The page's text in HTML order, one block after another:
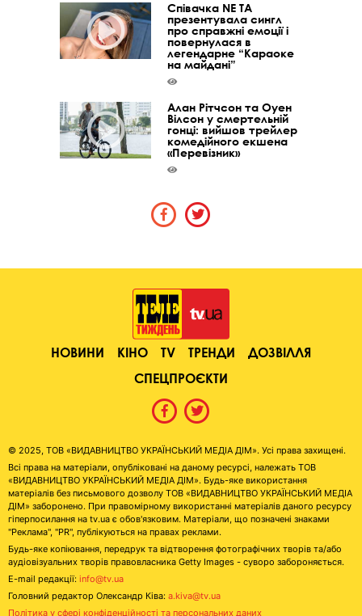
Співачка NE TA
презентувала сингл
про справжні емоції і
повернулася в
легендарне “Караоке
на майдані”
Алан Рітчсон та Оуен
Вілсон у смертельній
гонці: вийшов трейлер
комедійного екшена
«Перевізник»
НОВИНИ КІНО TV ТРЕНДИ
ДОЗВІЛЛЯ
СПЕЦПРОЄКТИ
© 2025, ТОВ «ВИДАВНИЦТВО УКРАЇНСЬКИЙ МЕДІА ДІМ». Усі права захищені.
Всі права на матеріали, опубліковані на даному ресурсі, належать ТОВ
«ВИДАВНИЦТВО УКРАЇНСЬКИЙ МЕДІА ДІМ». Будь-яке використання
матеріалів без письмового дозволу ТОВ «ВИДАВНИЦТВО УКРАЇНСЬКИЙ МЕДІА
ДІМ» заборонено. При правомірному використанні матеріалів даного ресурсу
гіперпосилання на tv.ua є обов'язковим. Матеріали, що позначені знаками
"Реклама", "PR", публікуються на правах реклами.
Будь-яке копіювання, передрук та відтворення фотографічних творів та/або
аудіовізуальних творів правовласника Getty Images - суворо забороняється.
E-mail редакції: info@tv.ua
Головний редактор Олександр Ківа: a.kiva@tv.ua
Політика у сфері конфіденційності та персональних даних